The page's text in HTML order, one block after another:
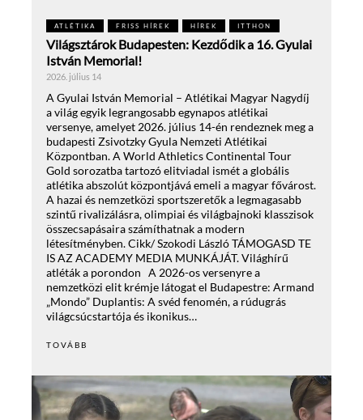
ATLÉTIKA FRISS HÍREK HÍREK ITTHON
Világsztárok Budapesten: Kezdődik a 16. Gyulai
István Memorial!
2026. július 14
A Gyulai István Memorial – Atlétikai Magyar Nagydíj
a világ egyik legrangosabb egynapos atlétikai
versenye, amelyet 2026. július 14-én rendeznek meg a
budapesti Zsivotzky Gyula Nemzeti Atlétikai
Központban. A World Athletics Continental Tour
Gold sorozatba tartozó elitviadal ismét a globális
atlétika abszolút központjává emeli a magyar fővárost.
A hazai és nemzetközi sportszeretők a legmagasabb
szintű rivalizálásra, olimpiai és világbajnoki klasszisok
összecsapásaira számíthatnak a modern
létesítményben. Cikk/ Szokodi László TÁMOGASD TE
IS AZ ACADEMY MEDIA MUNKÁJÁT. Világhírű
atléták a porondon A 2026-os versenyre a
nemzetközi elit krémje látogat el Budapestre: Armand
„Mondo” Duplantis: A svéd fenomén, a rúdugrás
világcsúcstartója és ikonikus…
TOVÁBB